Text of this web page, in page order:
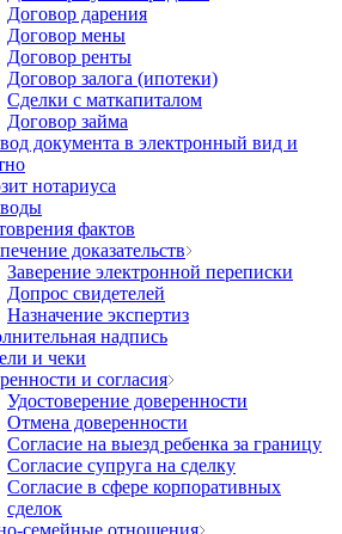
Договор дарения
Договор мены
Договор ренты
Договор залога (ипотеки)
Сделки с маткапиталом
Договор займа
документа в электронный вид и
нотариуса
фактов
доказательств
Заверение электронной переписки
Допрос свидетелей
Назначение экспертиз
надпись
и чеки
и согласия
Удостоверение доверенности
Отмена доверенности
Согласие на выезд ребенка за границу
Согласие супруга на сделку
Согласие в сфере корпоративных
сделок
семейные отношения